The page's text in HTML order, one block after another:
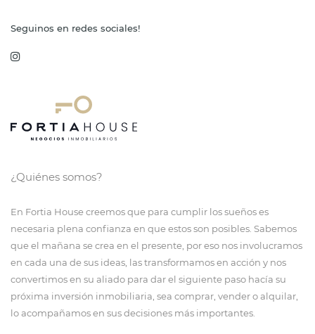
Seguinos en redes sociales!
¿Quiénes somos?
En Fortia House creemos que para cumplir los sueños es
necesaria plena confianza en que estos son posibles. Sabemos
que el mañana se crea en el presente, por eso nos involucramos
en cada una de sus ideas, las transformamos en acción y nos
convertimos en su aliado para dar el siguiente paso hacía su
próxima inversión inmobiliaria, sea comprar, vender o alquilar,
lo acompañamos en sus decisiones más importantes.